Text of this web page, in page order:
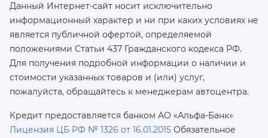
Данный Интернет-сайт носит исключительно
информационный характер и ни при каких условиях не
является публичной офертой, определяемой
положениями Статьи 437 Гражданского кодекса РФ.
Для получения подробной информации о наличии и
стоимости указанных товаров и (или) услуг,
пожалуйста, обращайтесь к менеджерам автоцентра.
Кредит предоставляется банком АО «Альфа-Банк»
Лицензия ЦБ РФ № 1326 от 16.01.2015 Обязательное